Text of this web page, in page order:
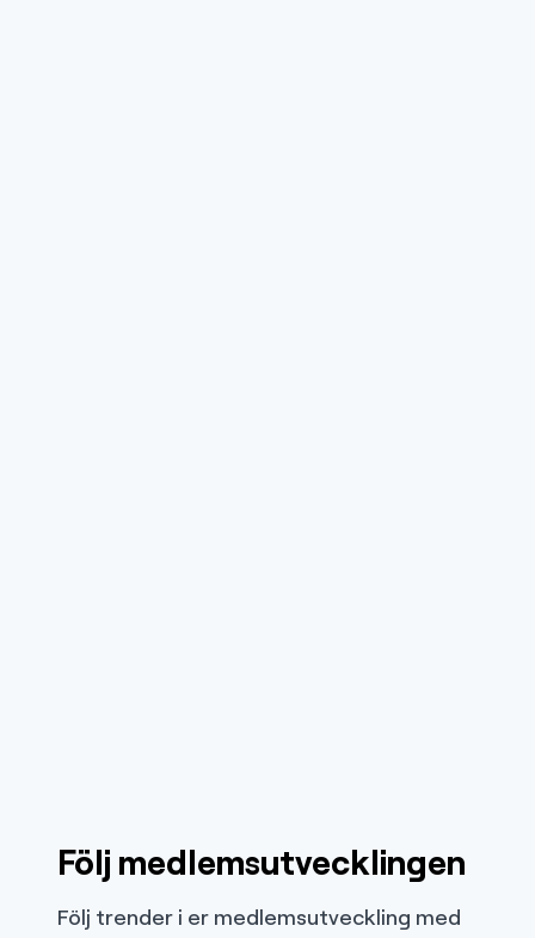
Följ medlemsutvecklingen
Följ trender i er medlemsutveckling med